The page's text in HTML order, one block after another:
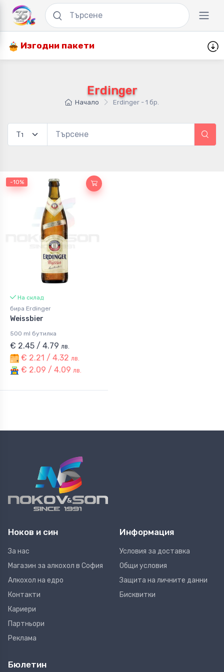
Изгодни пакети
Erdinger
Начало Erdinger - 1 бр.
-10%
На склад
бира Erdinger
Weissbier
500 ml бутилка
€ 2.45 / 4.79 лв.
€ 2.21 / 4.32 лв.
€ 2.09 / 4.09 лв.
Ноков и син
За нас
Магазин за алкохол в София
Алкохол на едро
Контакти
Кариери
Партньори
Реклама
Информация
Условия за доставка
Общи условия
Защита на личните данни
Бисквитки
Бюлетин